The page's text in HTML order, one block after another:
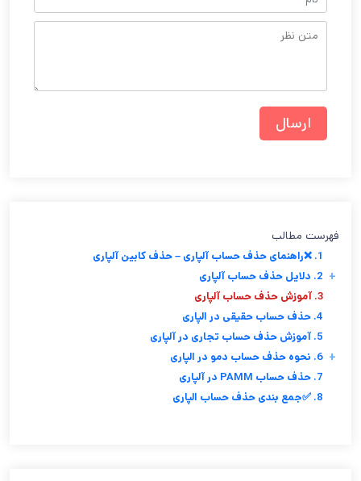
فهرست مطالب
1. ❌راهنمای حذف حساب آلپاری – حذف کابین آلپاری
2. دلایل حذف حساب آلپاری +
3. آموزش حذف حساب آلپاری
4. حذف حساب حقیقی در الپاری
5. آموزش حذف حساب تجاری در آلپاری
6. نحوه حذف حساب دمو در الپاری +
7. حذف حساب PAMM در آلپاری
8. ✅جمع بندی حذف حساب الپاری